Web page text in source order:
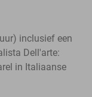
inclusief een
Dell'arte:
in Italiaanse